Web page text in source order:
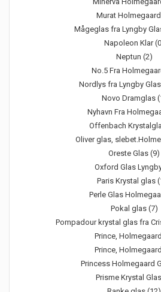
Murat
Mågeglas fra Lyngby
Napoleon Klar
Neptun (2)
No.5 Fra
Nordlys fra Lyngby
Novo Dramglas
Nyhavn Fra
Offenbach
Oliver glas,
Oreste Glas (9)
Oxford Glas
Paris Krystal glas
Perle Glas
Pokal glas (7)
Pompadour krystal glas fra
Prince,
Prince,
Princess Holmegaard
Prisme Krystal